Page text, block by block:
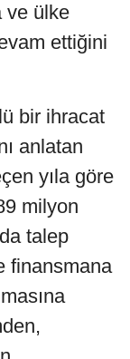
ve ülke
ettiğini
bir ihracat
anlatan
yıla göre
milyon
talep
finansmana